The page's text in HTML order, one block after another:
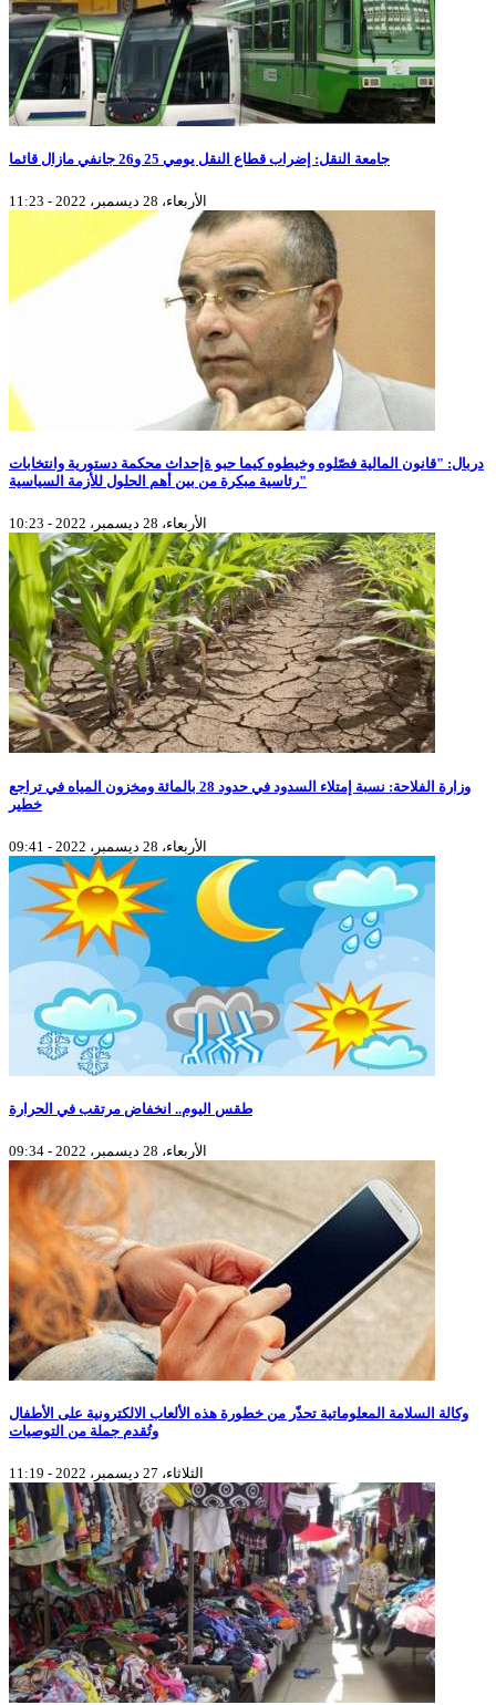
جامعة النقل: إضراب قطاع النقل يومي 25 و26 جانفي مازال قائما
الأربعاء، 28 ديسمبر، 2022 - 11:23
دربال: "قانون المالية فصّلوه وخيطوه كيما حبو ةإحداث محكمة دستورية وانتخابات
رئاسية مبكرة من بين أهم الحلول للأزمة السياسية"
الأربعاء، 28 ديسمبر، 2022 - 10:23
وزارة الفلاحة: نسبة إمتلاء السدود في حدود 28 بالمائة ومخزون المياه في تراجع
خطير
الأربعاء، 28 ديسمبر، 2022 - 09:41
طقس اليوم.. انخفاض مرتقب في الحرارة
الأربعاء، 28 ديسمبر، 2022 - 09:34
وكالة السلامة المعلوماتية تحذّر من خطورة هذه الألعاب الالكترونية على الأطفال
وتُقدم جملة من التوصيات
الثلاثاء، 27 ديسمبر، 2022 - 11:19